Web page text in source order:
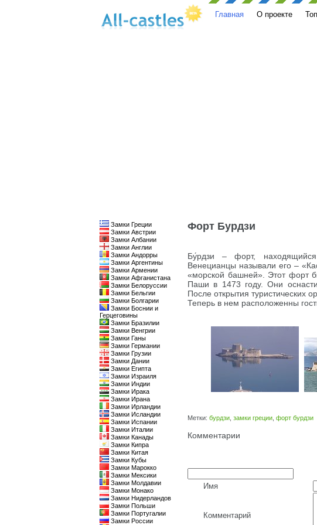
Главная О проекте
Замки Греции
Замки Австрии
Замки Албании
Замки Англии
Замки Андорры
Замки Аргентины
Замки Армении
Замки Афганистана
Замки Белоруссии
Замки Бельгии
Замки Болгарии
Замки Боснии и
Герцеговины
Замки Бразилии
Замки Венгрии
Замки Ганы
Замки Германии
Замки Грузии
Замки Дании
Замки Египта
Замки Израиля
Замки Индии
Замки Ирака
Замки Ирана
Замки Ирландии
Замки Исландии
Замки Испании
Замки Италии
Замки Канады
Замки Кипра
Замки Китая
Замки Кубы
Замки Марокко
Замки Мексики
Замки Молдавии
Замки Монако
Замки Нидерландов
Замки Польши
Замки Португалии
Замки России
Форт Бурдзи
Бу́рдзи – форт,
Венецианцы называли его –
«морской башней». Этот форт
Паши в 1473 году. Они
После открытия туристических
Теперь в нем расположенны
Метки: бурдзи замки греции форт бурдзи
Комментарии
Имя
Комментарий